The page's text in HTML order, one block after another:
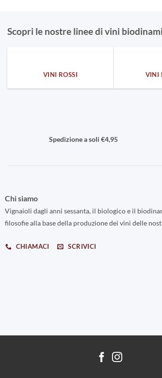
Scopri le nostre linee di vini
VINI ROSSI VINI
Spedizione a soli €4,95
Chi siamo
Vignaioli dagli anni sessanta, il biologico e il
filosofie alla base della produzione dei vini delle
CHIAMACI SCRIVICI